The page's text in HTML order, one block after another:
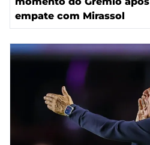
empate com Mirassol